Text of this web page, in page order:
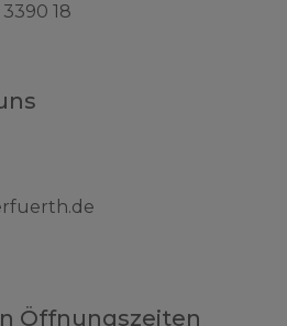
3390 18
Öffnungszeiten